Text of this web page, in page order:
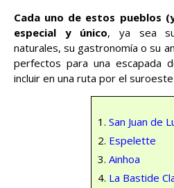
Cada uno de estos pueblos
especial y único, ya sea
naturales, su gastronomía o su
perfectos para una escapada
incluir en una ruta por el suroeste
San Juan de
Espelette
Ainhoa
La Bastide